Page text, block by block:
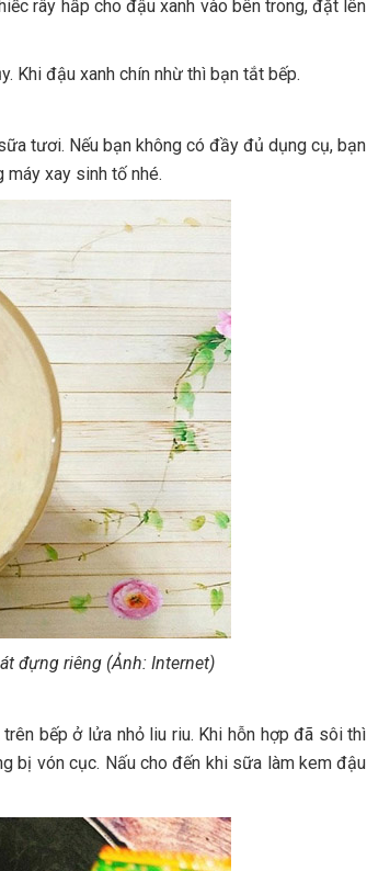
rây hấp cho đậu xanh vào bên trong, đặt lên
Khi đậu xanh chín nhừ thì bạn tắt bếp.
tươi. Nếu bạn không có đầy đủ dụng cụ, bạn
máy xay sinh tố nhé.
đựng riêng (Ảnh: Internet)
bếp ở lửa nhỏ liu riu. Khi hỗn hợp đã sôi thì
bị vón cục. Nấu cho đến khi sữa làm kem đậu